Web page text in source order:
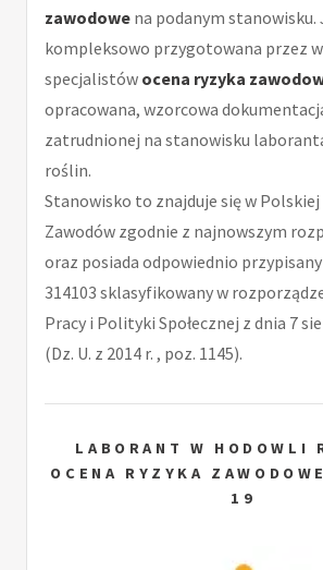
zawodowe na podanym stanowisku.
kompleksowo przygotowana przez
specjalistów ocena ryzyka
opracowana, wzorcowa
zatrudnionej na stanowisku
roślin.
Stanowisko to znajduje się w
Zawodów zgodnie z najnowszym
oraz posiada odpowiednio
314103 sklasyfikowany w
Pracy i Polityki Społecznej z dnia 7
(Dz. U. z 2014 r. , poz. 1145).
LABORANT W HODOWLI
OCENA RYZYKA
19